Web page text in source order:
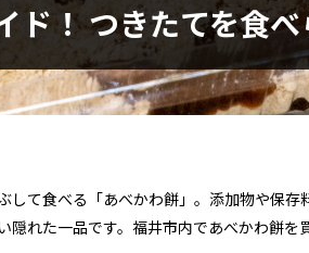
ド！ つきたてを食
して食べる「あべかわ餅」。添加物や保
隠れた一品です。福井市内であべかわ餅